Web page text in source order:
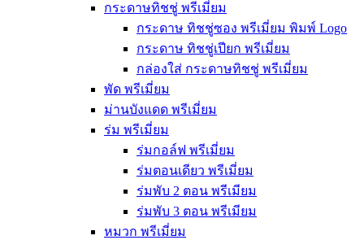
กระดาษทิชชู่ พรีเมี่ยม
กระดาษ ทิชชู่ซอง พรีเมี่ยม พิมพ์ Logo
กระดาษ ทิชชู่เปียก พรีเมี่ยม
กล่องใส่ กระดาษทิชชู่ พรีเมี่ยม
พัด พรีเมี่ยม
ม่านบังแดด พรีเมี่ยม
ร่ม พรีเมี่ยม
ร่มกอล์ฟ พรีเมี่ยม
ร่มตอนเดียว พรีเมี่ยม
ร่มพับ 2 ตอน พรีเมียม
ร่มพับ 3 ตอน พรีเมียม
หมวก พรีเมี่ยม